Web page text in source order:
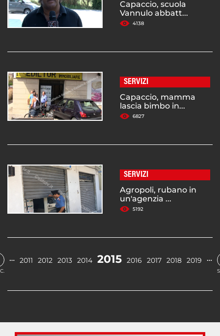
Capaccio, scuola
Vannulo abbatt...
4138
SERVIZI
Capaccio, mamma
lascia bimbo in...
6827
SERVIZI
Agropoli, rubano in
un'agenzia ...
5192
… 2011 2012 2013 2014 2015 2016 2017 2018 2019 …